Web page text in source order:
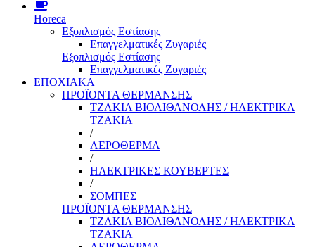
Horeca
Εξοπλισμός Εστίασης
Επαγγελματικές Ζυγαριές
Εξοπλισμός Εστίασης
Επαγγελματικές Ζυγαριές
ΕΠΟΧΙΑΚΑ
ΠΡΟΪΟΝΤΑ ΘΕΡΜΑΝΣΗΣ
ΤΖΑΚΙΑ ΒΙΟΑΙΘΑΝΟΛΗΣ / ΗΛΕΚΤΡΙΚΑ
ΤΖΑΚΙΑ
/
ΑΕΡΟΘΕΡΜΑ
/
ΗΛΕΚΤΡΙΚΕΣ ΚΟΥΒΕΡΤΕΣ
/
ΣΟΜΠΕΣ
ΠΡΟΪΟΝΤΑ ΘΕΡΜΑΝΣΗΣ
ΤΖΑΚΙΑ ΒΙΟΑΙΘΑΝΟΛΗΣ / ΗΛΕΚΤΡΙΚΑ
ΤΖΑΚΙΑ